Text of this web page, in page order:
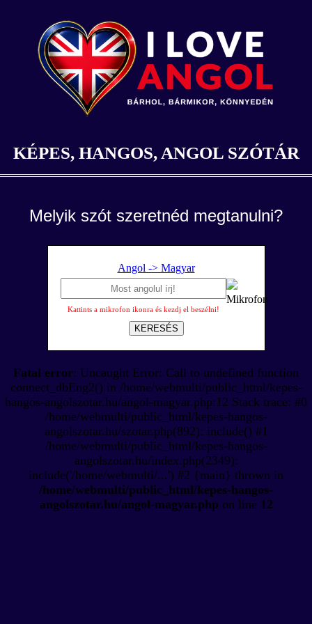
KÉPES, HANGOS, ANGOL SZÓTÁR
Melyik szót szeretnéd megtanulni?
Angol -> Magyar
Kattints a mikrofon ikonra és kezdj el beszélni!
KERESÉS
Fatal error: Uncaught Error: Call to undefined function
connect_dbEng2() in /home/webmulti/public_html/kepes-
hangos-angolszotar.hu/angol-magyar.php:12 Stack trace: #0
/home/webmulti/public_html/kepes-hangos-
angolszotar.hu/szotar.php(892): include() #1
/home/webmulti/public_html/kepes-hangos-
angolszotar.hu/index.php(2349):
include('/home/webmulti/...') #2 {main} thrown in
/home/webmulti/public_html/kepes-hangos-
angolszotar.hu/angol-magyar.php on line 12